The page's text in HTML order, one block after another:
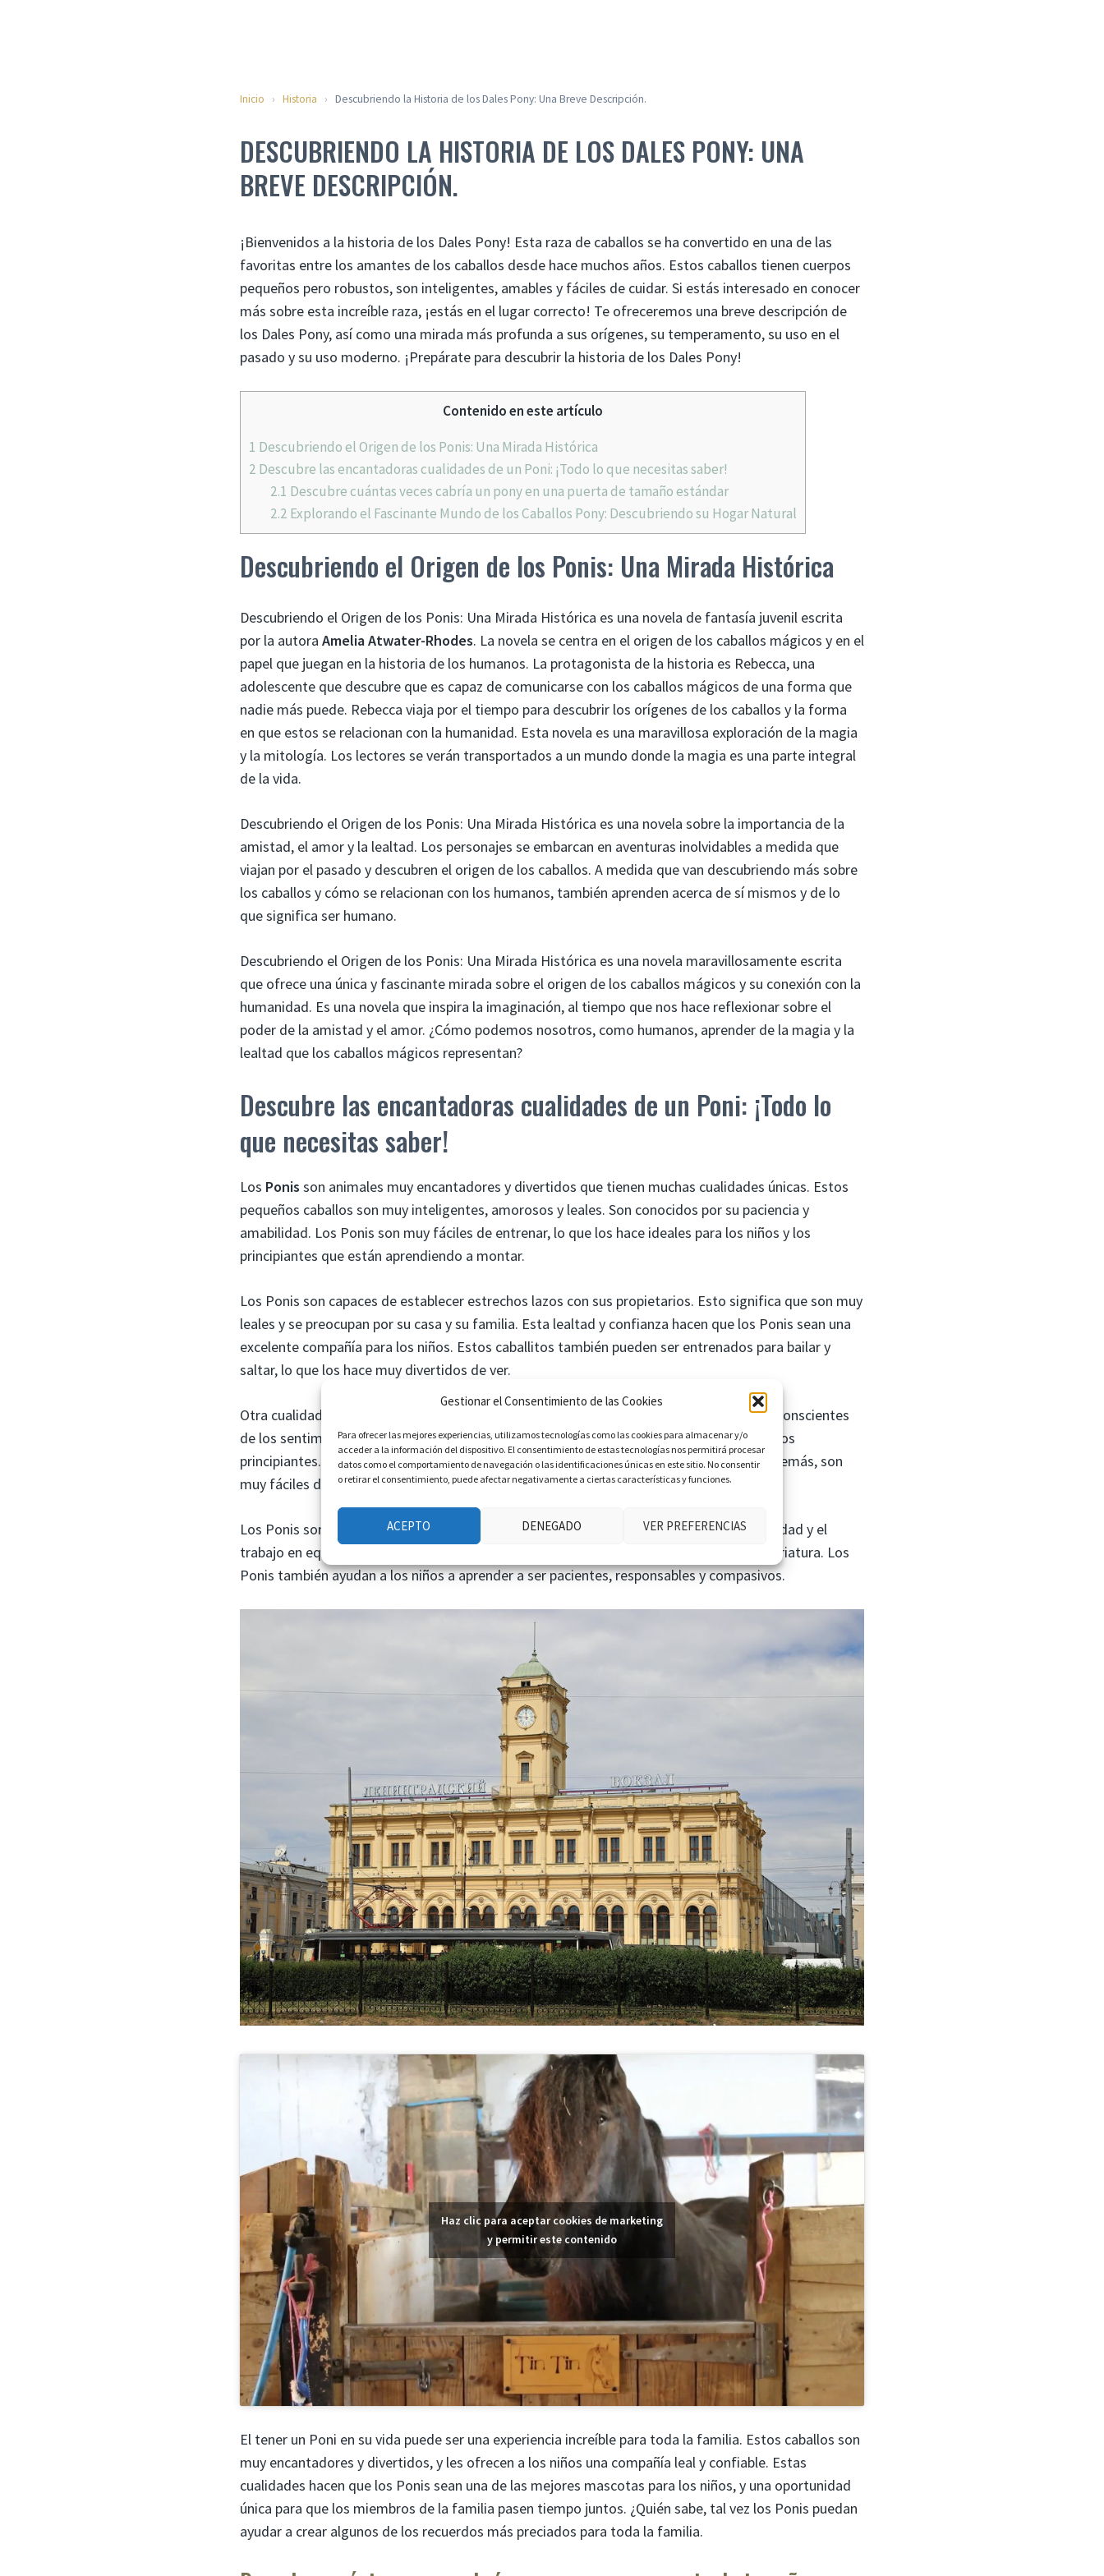
Gestionar el Consentimiento de las Cookies
Para ofrecer las mejores experiencias, utilizamos tecnologías como las cookies para almacenar y/o
acceder a la información del dispositivo. El consentimiento de estas tecnologías nos permitirá procesar
datos como el comportamiento de navegación o las identificaciones únicas en este sitio. No consentir
o retirar el consentimiento, puede afectar negativamente a ciertas características y funciones.
ACEPTO DENEGADO VER PREFERENCIAS
Inicio › Historia › Descubriendo la Historia de los Dales Pony: Una Breve Descripción.
DESCUBRIENDO LA HISTORIA DE LOS DALES PONY: UNA
BREVE DESCRIPCIÓN.
¡Bienvenidos a la historia de los Dales Pony! Esta raza de caballos se ha convertido en una de las
favoritas entre los amantes de los caballos desde hace muchos años. Estos caballos tienen cuerpos
pequeños pero robustos, son inteligentes, amables y fáciles de cuidar. Si estás interesado en conocer
más sobre esta increíble raza, ¡estás en el lugar correcto! Te ofreceremos una breve descripción de
los Dales Pony, así como una mirada más profunda a sus orígenes, su temperamento, su uso en el
pasado y su uso moderno. ¡Prepárate para descubrir la historia de los Dales Pony!
Contenido en este artículo
1 Descubriendo el Origen de los Ponis: Una Mirada Histórica
2 Descubre las encantadoras cualidades de un Poni: ¡Todo lo que necesitas saber!
2.1 Descubre cuántas veces cabría un pony en una puerta de tamaño estándar
2.2 Explorando el Fascinante Mundo de los Caballos Pony: Descubriendo su Hogar Natural
Descubriendo el Origen de los Ponis: Una Mirada Histórica
Descubriendo el Origen de los Ponis: Una Mirada Histórica es una novela de fantasía juvenil escrita
por la autora Amelia Atwater-Rhodes. La novela se centra en el origen de los caballos mágicos y en el
papel que juegan en la historia de los humanos. La protagonista de la historia es Rebecca, una
adolescente que descubre que es capaz de comunicarse con los caballos mágicos de una forma que
nadie más puede. Rebecca viaja por el tiempo para descubrir los orígenes de los caballos y la forma
en que estos se relacionan con la humanidad. Esta novela es una maravillosa exploración de la magia
y la mitología. Los lectores se verán transportados a un mundo donde la magia es una parte integral
de la vida.
Descubriendo el Origen de los Ponis: Una Mirada Histórica es una novela sobre la importancia de la
amistad, el amor y la lealtad. Los personajes se embarcan en aventuras inolvidables a medida que
viajan por el pasado y descubren el origen de los caballos. A medida que van descubriendo más sobre
los caballos y cómo se relacionan con los humanos, también aprenden acerca de sí mismos y de lo
que significa ser humano.
Descubriendo el Origen de los Ponis: Una Mirada Histórica es una novela maravillosamente escrita
que ofrece una única y fascinante mirada sobre el origen de los caballos mágicos y su conexión con la
humanidad. Es una novela que inspira la imaginación, al tiempo que nos hace reflexionar sobre el
poder de la amistad y el amor. ¿Cómo podemos nosotros, como humanos, aprender de la magia y la
lealtad que los caballos mágicos representan?
Descubre las encantadoras cualidades de un Poni: ¡Todo lo
que necesitas saber!
Los Ponis son animales muy encantadores y divertidos que tienen muchas cualidades únicas. Estos
pequeños caballos son muy inteligentes, amorosos y leales. Son conocidos por su paciencia y
amabilidad. Los Ponis son muy fáciles de entrenar, lo que los hace ideales para los niños y los
principiantes que están aprendiendo a montar.
Los Ponis son capaces de establecer estrechos lazos con sus propietarios. Esto significa que son muy
leales y se preocupan por su casa y su familia. Esta lealtad y confianza hacen que los Ponis sean una
excelente compañía para los niños. Estos caballitos también pueden ser entrenados para bailar y
saltar, lo que los hace muy divertidos de ver.
Otra cualidad única de los Ponis es su amabilidad y compasión. Estos caballos son muy conscientes
de los sentimientos de los demás. Esto significa que son muy pacientes con los niños y los
principiantes. Estos caballos son extremadamente confiables y seguros para montar. Además, son
muy fáciles de cuidar y se adaptan bien al calor y al frío.
Los Ponis son una gran oportunidad para los niños de aprender acerca de la responsabilidad y el
trabajo en equipo. Estos caballos enseñan a los niños a trabajar duro y a cuidar de otra criatura. Los
Ponis también ayudan a los niños a aprender a ser pacientes, responsables y compasivos.
Haz clic para aceptar cookies de marketing
y permitir este contenido
El tener un Poni en su vida puede ser una experiencia increíble para toda la familia. Estos caballos son
muy encantadores y divertidos, y les ofrecen a los niños una compañía leal y confiable. Estas
cualidades hacen que los Ponis sean una de las mejores mascotas para los niños, y una oportunidad
única para que los miembros de la familia pasen tiempo juntos. ¿Quién sabe, tal vez los Ponis puedan
ayudar a crear algunos de los recuerdos más preciados para toda la familia.